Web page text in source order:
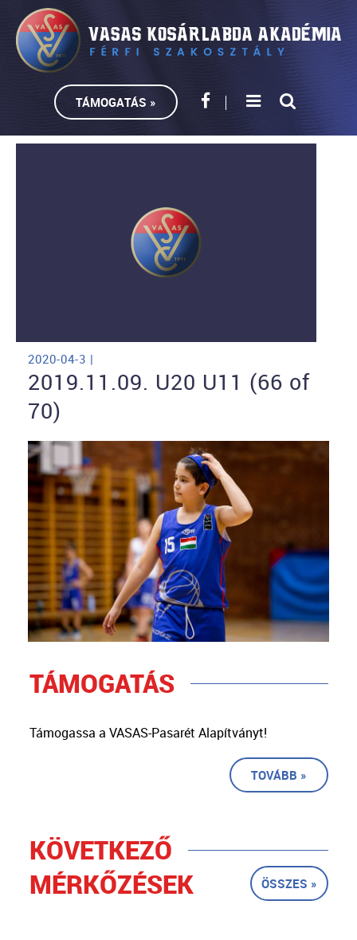
TÁMOGATÁS »
2020-04-3 |
2019.11.09. U20 U11 (66 of
70)
TÁMOGATÁS
Támogassa a VASAS-Pasarét Alapítványt!
TOVÁBB »
KÖVETKEZŐ
MÉRKŐZÉSEK
ÖSSZES »